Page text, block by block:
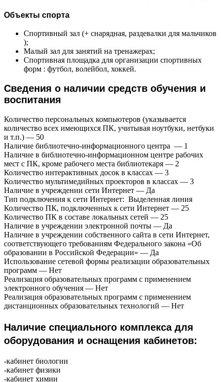
Объекты спорта
Спортивный зал (+ снарядная, раздевалки для мальчиков
);
Малый зал для занятий на тренажерах;
Спортивная площадка для организации спортивных
форм : футбол, волейбол, хоккей.
Сведения о наличии средств обучения и
воспитания
Количество персональных компьютеров (указывается
количество всех имеющихся ПК, учитывая ноутбуки, нетбуки
и т.п.) — 50
Наличие библиотечно-информационного центра — 1
Наличие в библиотечно-информационном центре рабочих
мест с ПК, кроме рабочего места библиотекаря — 2
Количество интерактивных досок в классах — 3
Количество мультимедийных проекторов в классах — 3
Наличие в учреждении сети Интернет — Да
Тип подключения к сети Интернет: Выделенная линия
Количество ПК, подключенных к сети Интернет — 25
Количество ПК в составе локальных сетей — 25
Наличие в учреждении электронной почты — Да
Наличие в учреждении собственного сайта в сети Интернет,
соответствующего требованиям Федерального закона «Об
образовании в Российской Федерации» — Да
Использование сетевой формы реализации образовательных
программ — Нет
Реализация образовательных программ с применением
электронного обучения — Нет
Реализация образовательных программ с применением
дистанционных образовательных технологий — Нет
Наличие специального комплекса для
оборудования и оснащения кабинетов:
-кабинет биологии
-кабинет физики
-кабинет химии